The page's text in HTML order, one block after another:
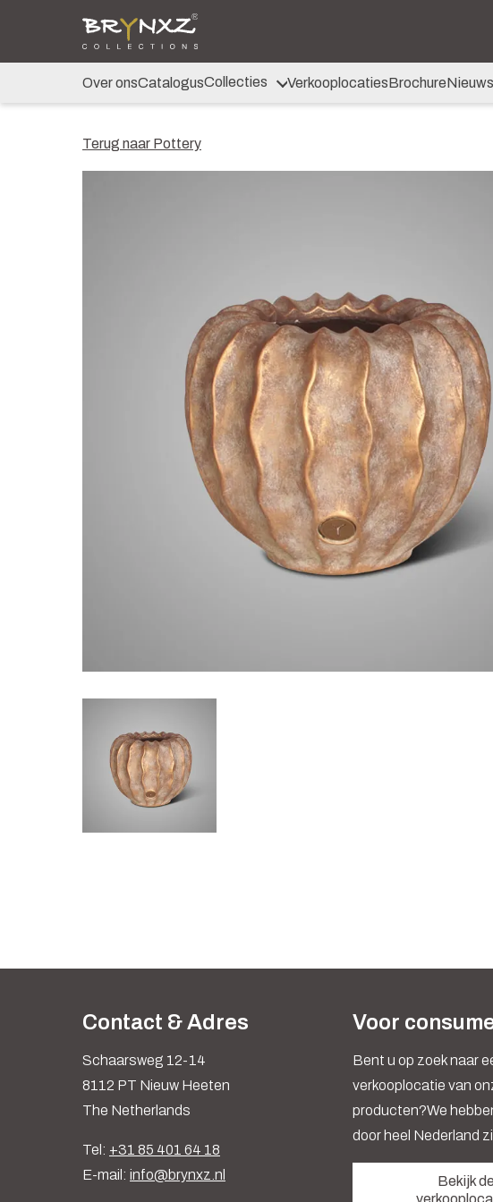
Over ons
Catalogus
Collecties
Majestic Vintage
Ancient Clay
Verkooplocaties
Over onsCatalogusCollecties VerkooplocatiesBrochureNieuws
Terug naar Pottery
Contact & Adres
Schaarsweg 12-14
8112 PT Nieuw Heeten
The Netherlands
Tel: +31 85 401 64 18
E-mail: info@brynxz.nl
Voor
Bent u op zoek naar
verkooplocatie van
producten?We
door heel Nederland
Bekijk de